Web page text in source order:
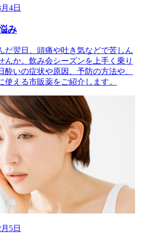
4日
み
だ翌日、頭痛や吐き気などで苦しん
んか。飲み会シーズンを上手く乗り
酔いの症状や原因、予防の方法や、
使える市販薬をご紹介します。
5日